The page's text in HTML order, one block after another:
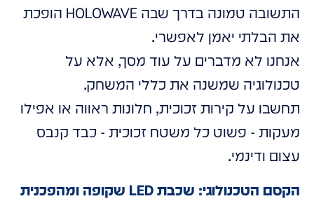
התשובה טמונה בדרך שבה HOLOWAVE הופכת
את הבלתי יאמן לאפשרי.
אנחנו לא מדברים על עוד מסך, אלא על
טכנולוגיה שמשנה את כללי המשחק.
תחשבו על קירות זכוכית, חלונות ראווה או אפילו
מעקות - פשוט כל משטח זכוכית - כבד קנבס
עצום ודינמי.
הקסם הטכנולוגי: שכבת LED שקופה ומהפכנית